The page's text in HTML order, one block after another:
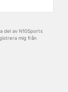
del av N10Sports
mig från